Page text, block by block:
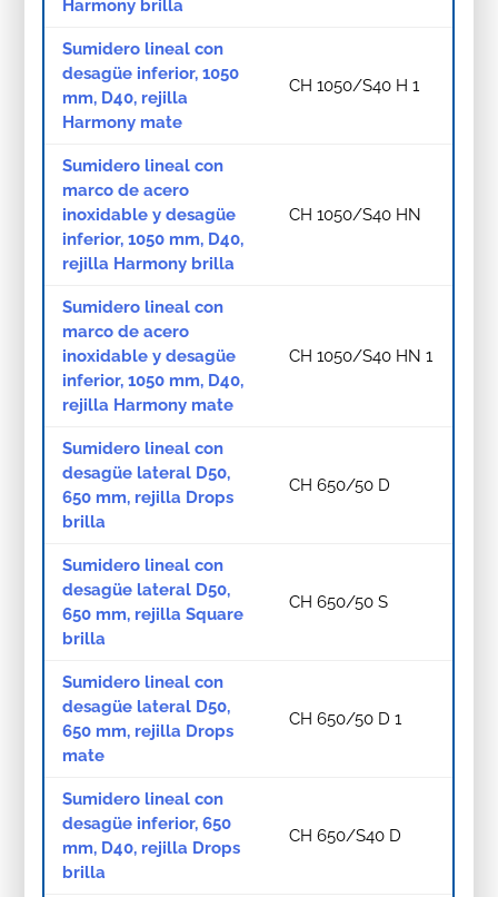
Harmony brilla
Sumidero lineal con
desagüe inferior, 1050
mm, D40, rejilla
Harmony mate
CH 1050/S40 H 1
Sumidero lineal con
marco de acero
inoxidable y desagüe
inferior, 1050 mm, D40,
rejilla Harmony brilla
CH 1050/S40 HN
Sumidero lineal con
marco de acero
inoxidable y desagüe
inferior, 1050 mm, D40,
rejilla Harmony mate
CH 1050/S40 HN 1
Sumidero lineal con
desagüe lateral D50,
650 mm, rejilla Drops
brilla
CH 650/50 D
Sumidero lineal con
desagüe lateral D50,
650 mm, rejilla Square
brilla
CH 650/50 S
Sumidero lineal con
desagüe lateral D50,
650 mm, rejilla Drops
mate
CH 650/50 D 1
Sumidero lineal con
desagüe inferior, 650
mm, D40, rejilla Drops
brilla
CH 650/S40 D